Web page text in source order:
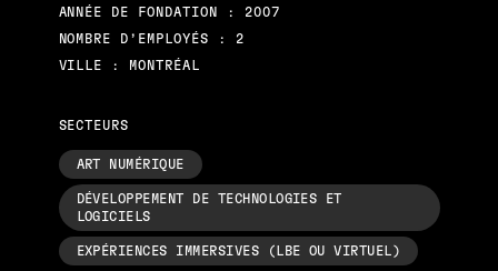
ANNÉE DE FONDATION : 2007
NOMBRE D’EMPLOYÉS : 2
VILLE : MONTRÉAL
SECTEURS
ART NUMÉRIQUE
DÉVELOPPEMENT DE TECHNOLOGIES ET
LOGICIELS
EXPÉRIENCES IMMERSIVES (LBE OU VIRTUEL)